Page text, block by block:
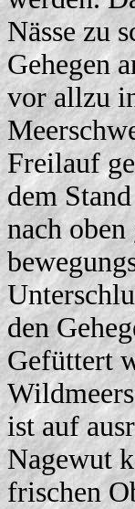
Nässe zu
Gehegen
vor allzu
Freilauf
dem
nach
den
Gefüttert
ist auf
Nagewut
frischen